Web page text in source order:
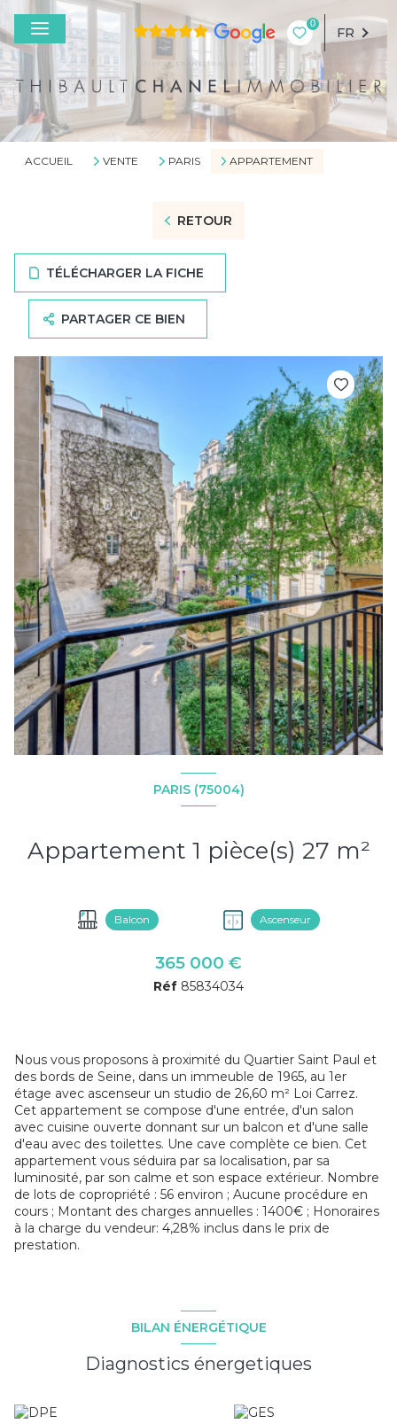
0
FR
ACCUEIL VENTE PARIS APPARTEMENT
RETOUR
TÉLÉCHARGER LA FICHE
PARTAGER CE BIEN
PARIS (75004)
Appartement 1 pièce(s) 27 m²
Balcon Ascenseur
365 000 €
Réf 85834034
Nous vous proposons à proximité du Quartier Saint Paul et
des bords de Seine, dans un immeuble de 1965, au 1er
étage avec ascenseur un studio de 26,60 m² Loi Carrez.
Cet appartement se compose d'une entrée, d'un salon
avec cuisine ouverte donnant sur un balcon et d'une salle
d'eau avec des toilettes. Une cave complète ce bien. Cet
appartement vous séduira par sa localisation, par sa
luminosité, par son calme et son espace extérieur. Nombre
de lots de copropriété : 56 environ ; Aucune procédure en
cours ; Montant des charges annuelles : 1400€ ; Honoraires
à la charge du vendeur: 4,28% inclus dans le prix de
prestation.
BILAN ÉNERGÉTIQUE
Diagnostics énergetiques